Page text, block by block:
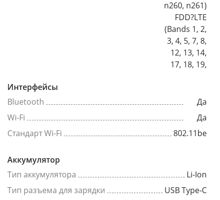
n260, n261)
FDD?LTE
(Bands 1, 2,
3, 4, 5, 7, 8,
12, 13, 14,
17, 18, 19,
Интерфейсы
Bluetooth
Да
Wi-Fi
Да
Стандарт Wi-Fi
802.11be
Аккумулятор
Тип аккумулятора
Li-Ion
Тип разъема для зарядки
USB Type-C